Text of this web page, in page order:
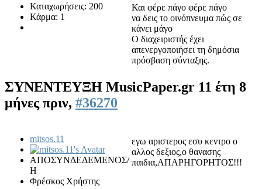
Καταχωρήσεις: 200
Κάρμα: 1
Και φέρε πάγο φέρε πάγο
να δεις το οινόπνευμα πώς σε
κάνει μάγο
Ο διαχειριστής έχει
απενεργοποιήσει τη δημόσια
πρόσβαση σύνταξης.
ΣΥΝΕΝΤΕΥΞΗ MusicPaper.gr 11 έτη 8
μήνες πριν, #36270
mitsos.11
ΑΠΟΣΥΝΔΕΔΕΜΕΝΟΣ/
Η
Φρέσκος Χρήστης
εγω αριστερος εσυ κεντρο ο
αλλος δεξιος,ο θανασης
παιδια,ΑΠΑΡΗΓΟΡΗΤΟΣ!!!